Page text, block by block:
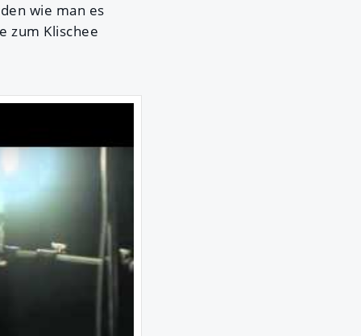
wie man es
zum Klischee